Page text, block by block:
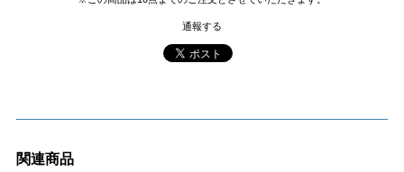
通報する
関連商品